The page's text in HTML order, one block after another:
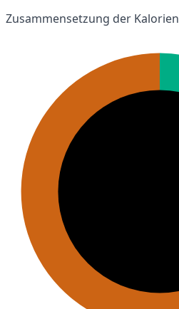
Zusammensetzung der Kalorien